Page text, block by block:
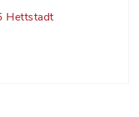
Hettstadt